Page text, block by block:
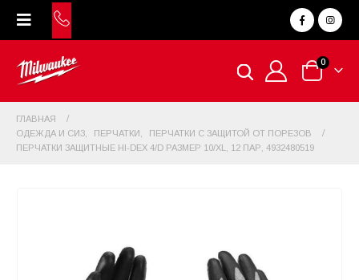
0
ГЛАВНАЯ
ОДЕЖДА И СИЗ
ПЕРЧАТКИ
ПЕРЧАТКИ С ЗАЩИТОЙ ОТ ПОРЕЗОВ
ПЕРЧАТКИ ЗАЩИТНЫЕ HI-DEX 4/D РАЗМЕР 10/XL, 12 ПАР, 4932480519